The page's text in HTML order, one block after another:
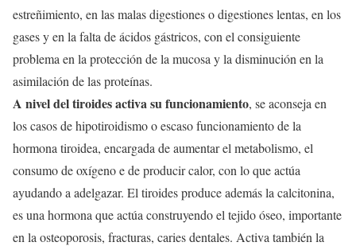
estreñimiento, en las malas digestiones o digestiones lentas, en los
gases y en la falta de ácidos gástricos, con el consiguiente
problema en la protección de la mucosa y la disminución en la
asimilación de las proteínas.
A nivel del tiroides activa su funcionamiento, se aconseja en
los casos de hipotiroidismo o escaso funcionamiento de la
hormona tiroidea, encargada de aumentar el metabolismo, el
consumo de oxígeno e de producir calor, con lo que actúa
ayudando a adelgazar. El tiroides produce además la calcitonina,
es una hormona que actúa construyendo el tejido óseo, importante
en la osteoporosis, fracturas, caries dentales. Activa también la